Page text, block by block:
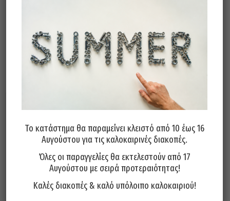
Σχετικά προϊόντα
Το κατάστημα θα παραμείνει κλειστό από 10 έως 16
Αυγούστου για τις καλοκαιρινές διακοπές.
Όλες οι παραγγελίες θα εκτελεστούν από 17
Αυγούστου με σειρά προτεραιότητας!
Καλές διακοπές & καλό υπόλοιπο καλοκαιριού!